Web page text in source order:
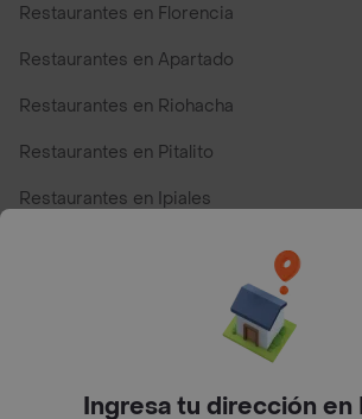
Restaurantes en Florencia
Restaurantes en Apartado
Restaurantes en Riohacha
Restaurantes en Pitalito
Restaurantes en Ipiales
Top Marcas y Cadenas de
Encuéntranos en estos países
Restaurantes cerca de mi para pedir
Ingresa tu dirección en